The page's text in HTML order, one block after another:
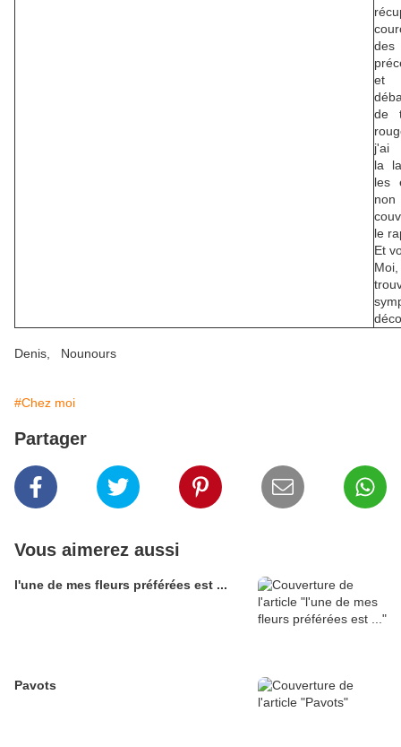
des
de
j'ai
la
les
non
le
Et
Denis, Nounours
#Chez moi
Partager
Vous aimerez aussi
l'une de mes fleurs préférées est ...
Pavots